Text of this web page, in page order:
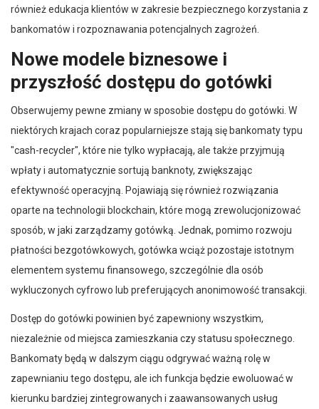
również edukacja klientów w zakresie bezpiecznego korzystania z
bankomatów i rozpoznawania potencjalnych zagrożeń.
Nowe modele biznesowe i
przyszłość dostępu do gotówki
Obserwujemy pewne zmiany w sposobie dostępu do gotówki. W
niektórych krajach coraz popularniejsze stają się bankomaty typu
"cash-recycler", które nie tylko wypłacają, ale także przyjmują
wpłaty i automatycznie sortują banknoty, zwiększając
efektywność operacyjną. Pojawiają się również rozwiązania
oparte na technologii blockchain, które mogą zrewolucjonizować
sposób, w jaki zarządzamy gotówką. Jednak, pomimo rozwoju
płatności bezgotówkowych, gotówka wciąż pozostaje istotnym
elementem systemu finansowego, szczególnie dla osób
wykluczonych cyfrowo lub preferujących anonimowość transakcji.
Dostęp do gotówki powinien być zapewniony wszystkim,
niezależnie od miejsca zamieszkania czy statusu społecznego.
Bankomaty będą w dalszym ciągu odgrywać ważną rolę w
zapewnianiu tego dostępu, ale ich funkcja będzie ewoluować w
kierunku bardziej zintegrowanych i zaawansowanych usług